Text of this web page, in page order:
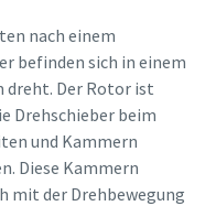
nach einem
befinden sich in einem
dreht. Der Rotor ist
Drehschieber beim
und Kammern
Diese Kammern
mit der Drehbewegung
Sie in